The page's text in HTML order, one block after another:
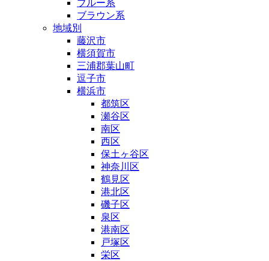
ブルー系
ブラウン系
地域別
藤沢市
横須賀市
三浦郡葉山町
逗子市
横浜市
都筑区
瀬谷区
南区
西区
保土ヶ谷区
神奈川区
鶴見区
港北区
磯子区
泉区
港南区
戸塚区
栄区